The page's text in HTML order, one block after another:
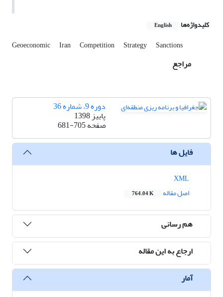
کلیدواژه‌ها English
Geoeconomic Iran Competition Strategy Sanctions
مراجع
دوره 9، شماره 36
پاییز 1398
صفحه681-705
فایل ها
اصل مقاله
764.04 K
هم رسانی
ارجاع به این مقاله
آمار